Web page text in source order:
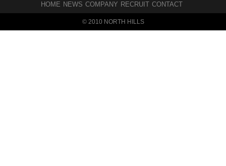
HOME NEWS COMPANY RECRUIT CONTACT
© 2010 NORTH HILLS